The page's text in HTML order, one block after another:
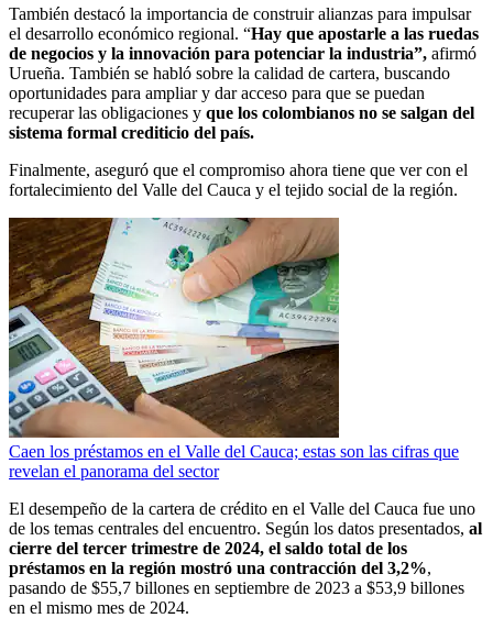
También destacó la importancia de construir alianzas para impulsar
el desarrollo económico regional. “Hay que apostarle a las ruedas
de negocios y la innovación para potenciar la industria”, afirmó
Urueña. También se habló sobre la calidad de cartera, buscando
oportunidades para ampliar y dar acceso para que se puedan
recuperar las obligaciones y que los colombianos no se salgan del
sistema formal crediticio del país.
Finalmente, aseguró que el compromiso ahora tiene que ver con el
fortalecimiento del Valle del Cauca y el tejido social de la región.
Caen los préstamos en el Valle del Cauca; estas son las cifras que
revelan el panorama del sector
El desempeño de la cartera de crédito en el Valle del Cauca fue uno
de los temas centrales del encuentro. Según los datos presentados, al
cierre del tercer trimestre de 2024, el saldo total de los
préstamos en la región mostró una contracción del 3,2%,
pasando de $55,7 billones en septiembre de 2023 a $53,9 billones
en el mismo mes de 2024.